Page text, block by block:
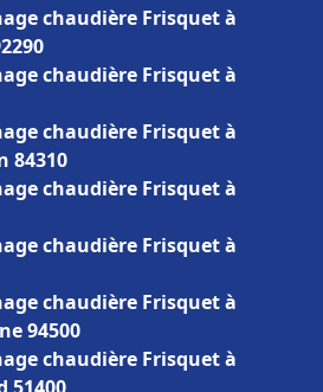
chaudière Frisquet à
chaudière Frisquet à
chaudière Frisquet à
84310
chaudière Frisquet à
chaudière Frisquet à
chaudière Frisquet à
94500
chaudière Frisquet à